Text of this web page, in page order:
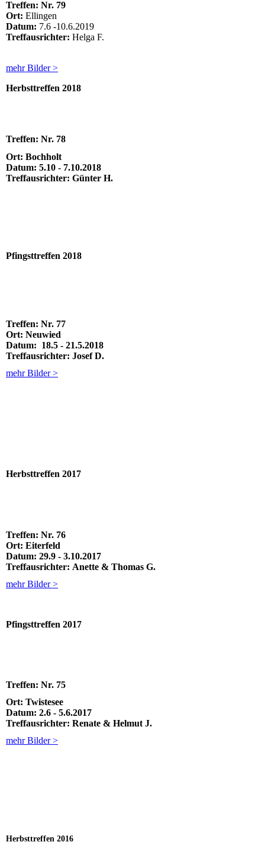
Treffen: Nr. 79
Ort: Ellingen
Datum: 7.6 -10.6.2019
Treffausrichter: Helga F.
mehr Bilder >
Herbsttreffen 2018
Treffen: Nr. 78
Ort: Bochholt
Datum: 5.10 - 7.10.2018
Treffausrichter: Günter H.
Pfingsttreffen 2018
Treffen: Nr. 77
Ort: Neuwied
Datum: 18.5 - 21.5.2018
Treffausrichter: Josef D.
mehr Bilder >
Herbsttreffen 2017
Treffen: Nr. 76
Ort: Eiterfeld
Datum: 29.9 - 3.10.2017
Treffausrichter: Anette & Thomas G.
mehr Bilder >
Pfingsttreffen 2017
Treffen: Nr. 75
Ort: Twistesee
Datum: 2.6 - 5.6.2017
Treffausrichter: Renate & Helmut J.
mehr Bilder >
Herbsttreffen 2016